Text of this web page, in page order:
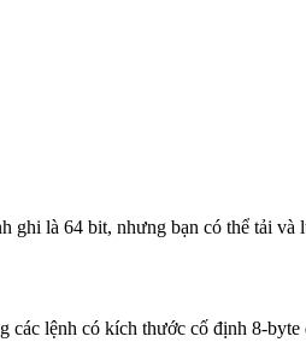
ghi là 64 bit, nhưng bạn có thể tải
các lệnh có kích thước cố định 8-